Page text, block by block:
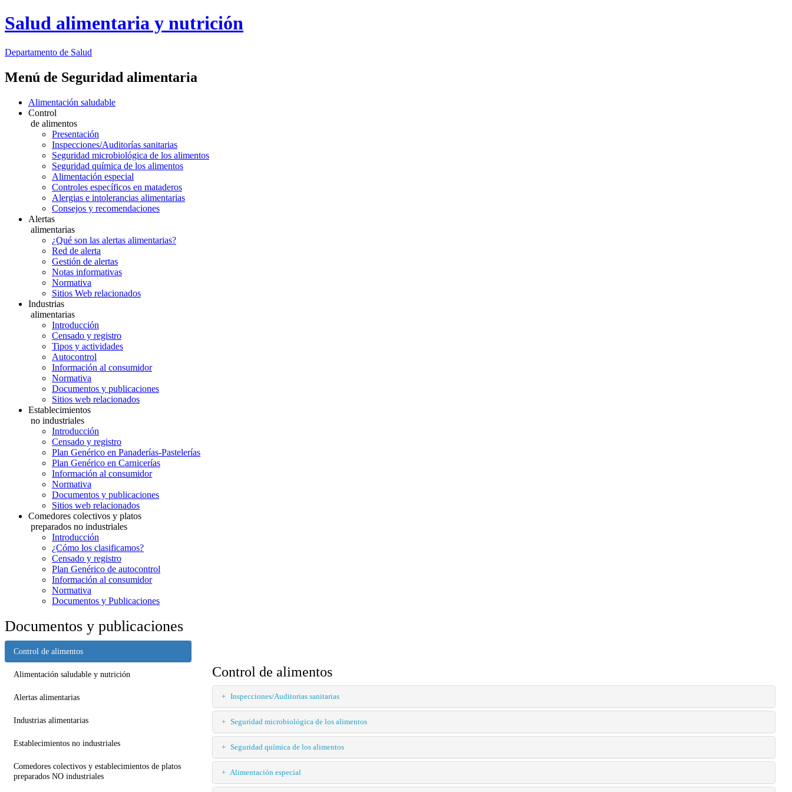
Salud alimentaria y nutrición
Departamento de Salud
Menú de Seguridad alimentaria
Alimentación saludable
Control
de alimentos
Presentación
Inspecciones/Auditorías sanitarias
Seguridad microbiológica de los alimentos
Seguridad química de los alimentos
Alimentación especial
Controles específicos en mataderos
Alergias e intolerancias alimentarias
Consejos y recomendaciones
Alertas
alimentarias
¿Qué son las alertas alimentarias?
Red de alerta
Gestión de alertas
Notas informativas
Normativa
Sitios Web relacionados
Industrias
alimentarias
Introducción
Censado y registro
Tipos y actividades
Autocontrol
Información al consumidor
Normativa
Documentos y publicaciones
Sitios web relacionados
Establecimientos
no industriales
Introducción
Censado y registro
Plan Genérico en Panaderías-Pastelerías
Plan Genérico en Carnicerías
Información al consumidor
Normativa
Documentos y publicaciones
Sitios web relacionados
Comedores colectivos y platos
preparados no industriales
Introducción
¿Cómo los clasificamos?
Censado y registro
Plan Genérico de autocontrol
Información al consumidor
Normativa
Documentos y Publicaciones
Documentos y publicaciones
Control de alimentos
Alimentación saludable y nutrición
Alertas alimentarias
Industrias alimentarias
Establecimientos no industriales
Comedores colectivos y establecimientos de platos
preparados NO industriales
Control de alimentos
Inspecciones/Auditorias sanitarias
Seguridad microbiológica de los alimentos
Seguridad química de los alimentos
Alimentación especial